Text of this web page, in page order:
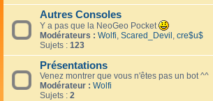
Autres Consoles
Y a pas que la NeoGeo Pocket
Modérateurs : Wolfi, Scared_Devil, cre$u$
Sujets : 123
Présentations
Venez montrer que vous n'êtes pas un bot ^^
Modérateur : Wolfi
Sujets : 2